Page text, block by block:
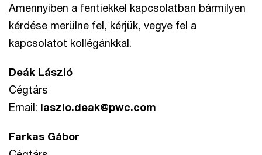
Amennyiben a fentiekkel kapcsolatban bármilyen
kérdése merülne fel, kérjük, vegye fel a
kapcsolatot kollégánkkal.
Deák László
Cégtárs
Email: laszlo.deak@pwc.com
Farkas Gábor